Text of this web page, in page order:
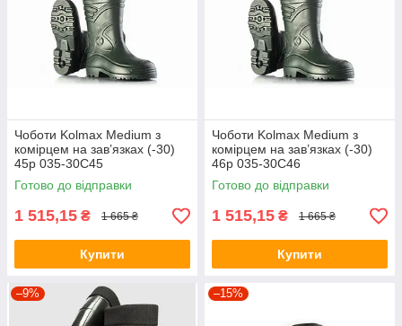
Чоботи Kolmax Medium з
комірцем на зав’язках (-30)
45р 035-30С45
Готово до відправки
1 515,15 ₴ 1 665 ₴
Купити
Чоботи Kolmax Medium з
комірцем на зав’язках (-30)
46р 035-30С46
Готово до відправки
1 515,15 ₴ 1 665 ₴
Купити
–9% –15%